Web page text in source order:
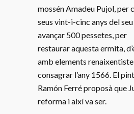
mossén Amadeu Pujol, per
seus vint-i-cinc anys del
avançar 500 pessetes, per
restaurar aquesta ermita,
amb elements
consagrar l’any 1566. El
Ramón Ferré proposà que
reforma i així va ser.